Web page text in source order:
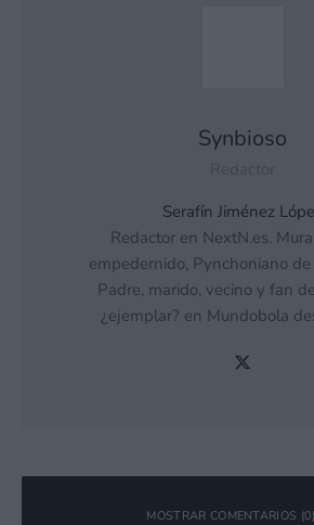
Synbioso
Serafín Jiménez
Redactor en NextN.es.
empedernido, Pynchoniano
Padre, marido, vecino y fan
¿ejemplar? en Mundobola
MOSTRAR COMENTARIOS (0)